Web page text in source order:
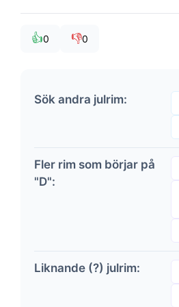
👍0 👎0
Sök andra julrim:
Fler rim som börjar på
"D":
Liknande (?) julrim: